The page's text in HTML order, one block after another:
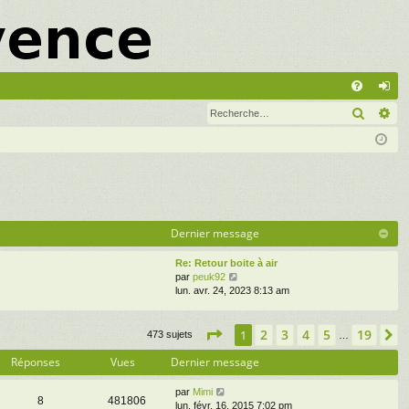
FA on
ne
Dernier message
Re: Retour boite à air
par peuk92
o
e
d
n
lun. avr. 24, 2023 8:13 am
473 sujets Page 1sur 19
1 2 3 4 5 … 19
Réponses Vues Dernier message
8 481806
par Mimi
lun. févr. 16, 2015 7:02 pm